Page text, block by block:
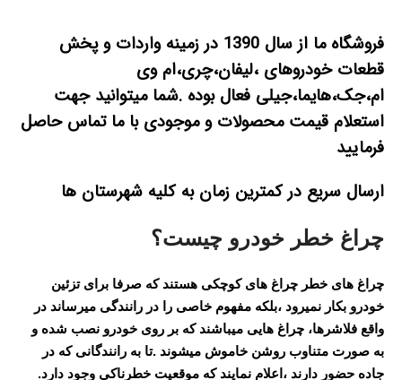
فروشگاه ما از سال 1390 در زمینه واردات و پخش
قطعات خودروهای ،لیفان،چری،ام وی
ام،جک،هایما،جیلی فعال بوده .شما میتوانید جهت
استعلام قیمت محصولات و موجودی با ما تماس حاصل
فرمایید
ارسال سریع در کمترین زمان به کلیه شهرستان ها
چراغ خطر خودرو چیست؟
چراغ های خطر چراغ های کوچکی هستند که صرفا برای تزئین
خودرو بکار نمیرود ،بلکه مفهوم خاصی را در رانندگی میرساند در
واقع فلاشرها، چراغ هایی میباشند که بر روی خودرو نصب شده و
به صورت متناوب روشن خاموش میشوند .تا به رانندگانی که در
جاده حضور دارند ،اعلام نمایند که موقعیت خطرناکی وجود دارد.